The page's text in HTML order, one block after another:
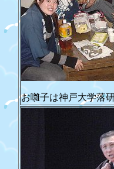
お囃子は神戸大学落